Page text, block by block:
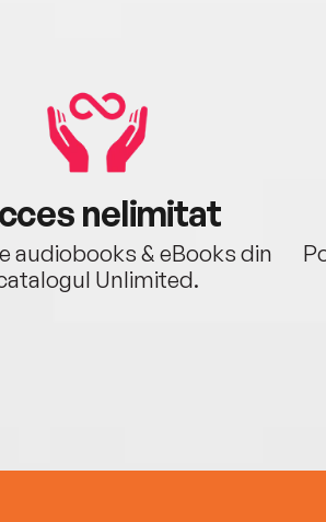
nelimitat
audiobooks & eBooks din
Unlimited.